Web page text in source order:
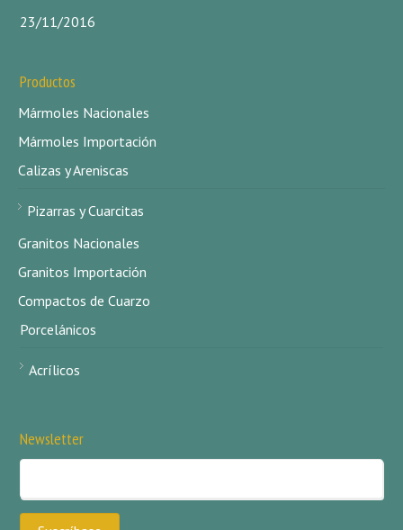
23/11/2016
Productos
Mármoles Nacionales
Mármoles Importación
Calizas y Areniscas
Pizarras y Cuarcitas
Granitos Nacionales
Granitos Importación
Compactos de Cuarzo
Porcelánicos
Acrílicos
Newsletter